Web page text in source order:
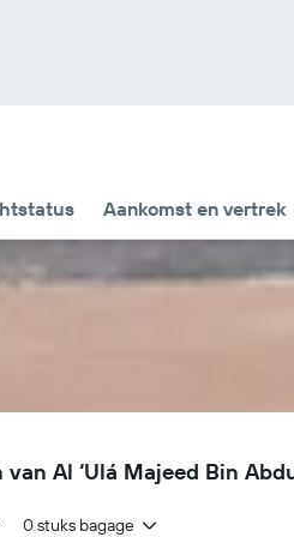
Aankomst en vertrek
Al ‘Ulá Majeed Bin
0 stuks bagage